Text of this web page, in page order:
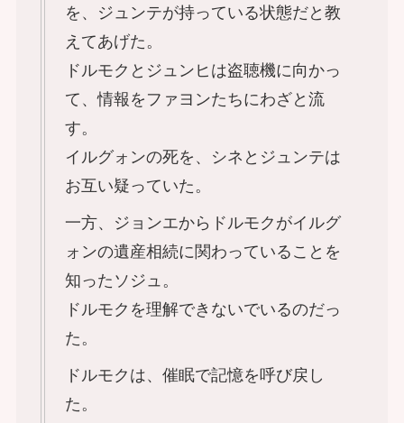
を、ジュンテが持っている状態だと教
えてあげた。
ドルモクとジュンヒは盗聴機に向かっ
て、情報をファヨンたちにわざと流
す。
イルグォンの死を、シネとジュンテは
お互い疑っていた。
一方、ジョンエからドルモクがイルグ
ォンの遺産相続に関わっていることを
知ったソジュ。
ドルモクを理解できないでいるのだっ
た。
ドルモクは、催眠で記憶を呼び戻し
た。